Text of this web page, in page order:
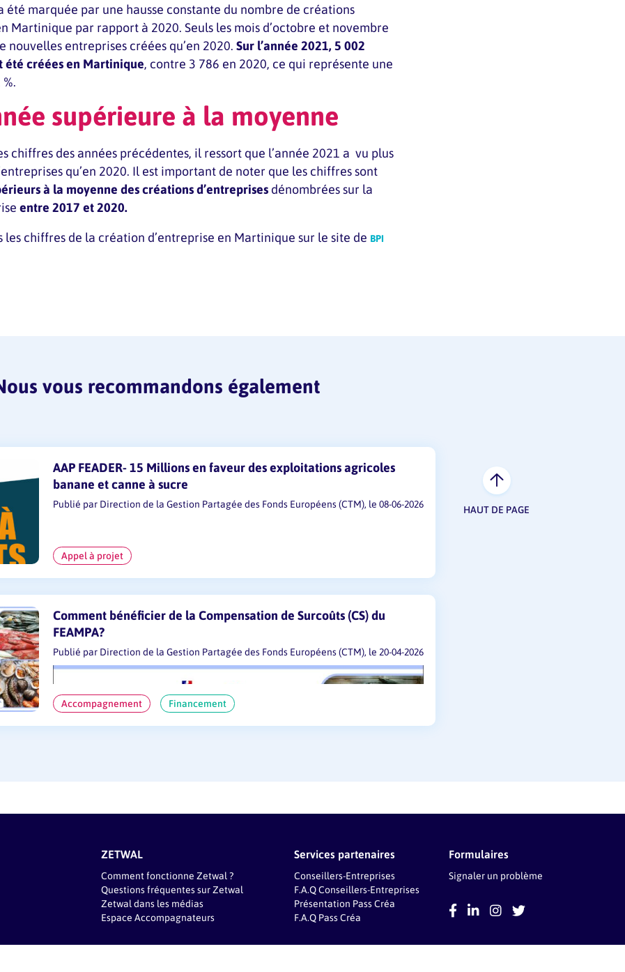
été marquée par une hausse constante du nombre de créations
Martinique par rapport à 2020. Seuls les mois d’octobre et novembre
nouvelles entreprises créées qu’en 2020. Sur l’année 2021, 5 002
été créées en Martinique, contre 3 786 en 2020, ce qui représente une
supérieure à la moyenne
chiffres des années précédentes, il ressort que l’année 2021 a vu plus
qu’en 2020. Il est important de noter que les chiffres sont
à la moyenne des créations d’entreprises dénombrées sur la
entre 2017 et 2020.
les chiffres de la création d’entreprise en Martinique sur le site de BPI
vous recommandons également
AAP FEADER- 15 Millions en faveur des exploitations agricoles
banane et canne à sucre
Publié par Direction de la Gestion Partagée des Fonds Européens (CTM), le 08-06-2026
exploitations agricoles en vue de l’autonomie alimentaire (hors CTEA) Plantation banane et ca…
Les candidatures sont ouvertes jusqu’au 31 juillet 2026, 12h.
L’appel à projet est doté d’une enveloppe globale d…
éligible…
Appel à projet
Comment bénéficier de la Compensation de Surcoûts (CS) du
FEAMPA?
Publié par Direction de la Gestion Partagée des Fonds Européens (CTM), le 20-04-2026
Accompagnement Financement
HAUT DE PAGE
ZETWAL
Comment fonctionne Zetwal ?
Questions fréquentes sur Zetwal
Zetwal dans les médias
Espace Accompagnateurs
Services partenaires
Conseillers-Entreprises
F.A.Q Conseillers-Entreprises
Présentation Pass Créa
F.A.Q Pass Créa
Formulaires
Signaler un problème